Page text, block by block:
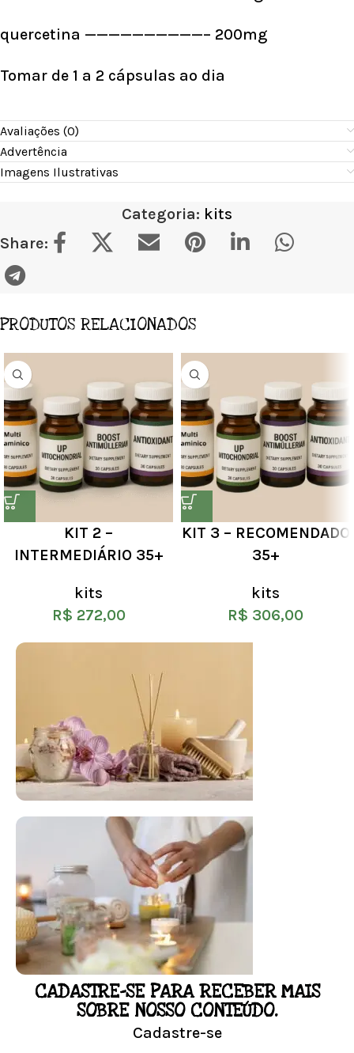
quercetina ——————————– 200mg
Tomar de 1 a 2 cápsulas ao dia
Avaliações (0)
Advertência
Imagens Ilustrativas
Categoria: kits
Share:
PRODUTOS RELACIONADOS
KIT 2 –
INTERMEDIÁRIO 35+
kits
R$ 272,00
KIT 3 – RECOMENDADO
35+
kits
R$ 306,00
FLORAL DE BACH PERSONALIZADO
Responda as perguntas e receba o seu
floral em casa.
Resultado na hora!
Conheça mais e faça sua Pesquisa
LOJA
CADASTRE-SE PARA RECEBER MAIS
SOBRE NOSSO CONTEÚDO.
Cadastre-se